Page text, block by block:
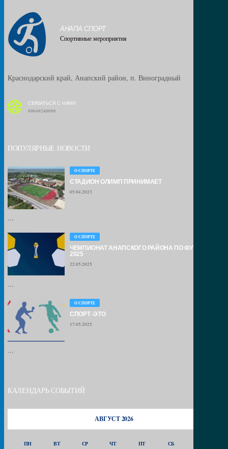
АНАПА СПОРТ
Спортивные мероприятия
Краснодарский край, Анапский район, п. Виноградный
СВЯЗАТЬСЯ С НАМИ
89649240088
ПОПУЛЯРНЫЕ НОВОСТИ
О СПОРТЕ
СТАДИОН ОЛИМП ПРИНИМАЕТ
05.04.2023
...
О СПОРТЕ
ЧЕМПИОНАТ АНАПСКОГО РАЙОНА ПО ФУТБОЛУ –
2025
22.05.2025
...
О СПОРТЕ
СПОРТ -ЭТО
17.05.2025
...
КАЛЕНДАРЬ СОБЫТИЙ
АВГУСТ 2026
ПН ВТ СР ЧТ ПТ СБ